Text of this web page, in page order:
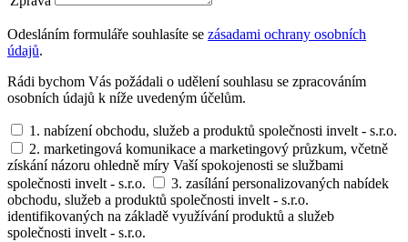
Odesláním formuláře souhlasíte se zásadami ochrany osobních
údajů.
Rádi bychom Vás požádali o udělení souhlasu se zpracováním
osobních údajů k níže uvedeným účelům.
1. nabízení obchodu, služeb a produktů společnosti invelt - s.r.o.
2. marketingová komunikace a marketingový průzkum, včetně
získání názoru ohledně míry Vaší spokojenosti se službami
společnosti invelt - s.r.o.
3. zasílání personalizovaných nabídek
obchodu, služeb a produktů společnosti invelt - s.r.o.
identifikovaných na základě využívání produktů a služeb
společnosti invelt - s.r.o.